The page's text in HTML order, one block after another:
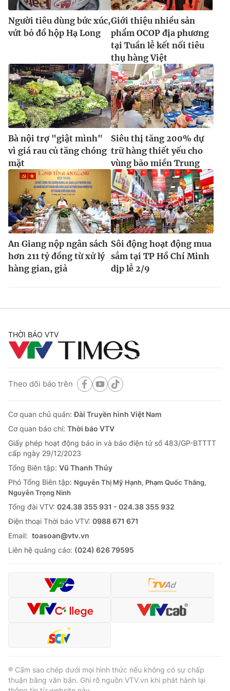
Người tiêu dùng bức xúc,
vứt bỏ đồ hộp Hạ Long
Giới thiệu nhiều sản
phẩm OCOP địa phương
tại Tuần lễ kết nối tiêu
thụ hàng Việt
Bà nội trợ "giật mình"
vì giá rau củ tăng chóng
mặt
Siêu thị tăng 200% dự
trữ hàng thiết yếu cho
vùng bão miền Trung
An Giang nộp ngân sách
hơn 211 tỷ đồng từ xử lý
hàng gian, giả
Sôi động hoạt động mua
sắm tại TP Hồ Chí Minh
dịp lễ 2/9
THỜI BÁO VTV
Theo dõi báo trên
Cơ quan chủ quản:Đài Truyền hình Việt Nam
Cơ quan báo chí: Thời báo VTV
Giấy phép hoạt động báo in và báo điện tử số 483/GP-BTTTT
cấp ngày 29/12/2023
Tổng Biên tập: Vũ Thanh Thủy
Phó Tổng Biên tập: Nguyễn Thị Mỹ Hạnh, Phạm Quốc Thắng,
Nguyễn Trọng Ninh
Tổng đài VTV: 024.38 355 931 - 024.38 355 932
Ðiện thoại Thời báo VTV: 0988 671 671
Email: toasoan@vtv.vn
Liên hệ quảng cáo: (024) 626 79595
® Cấm sao chép dưới mọi hình thức nếu không có sự chấp
thuận bằng văn bản. Ghi rõ nguồn VTV.vn khi phát hành lại